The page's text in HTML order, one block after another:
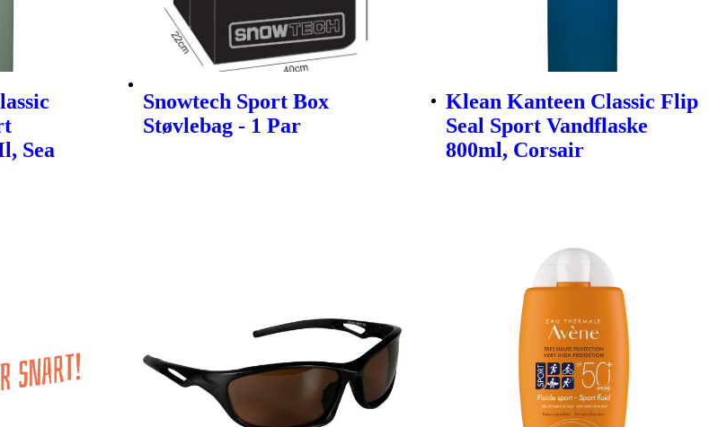
Sea
Snowtech Sport Box
Støvlebag - 1 Par
Klean Kanteen Classic Flip
Seal Sport Vandflaske
800ml, Corsair